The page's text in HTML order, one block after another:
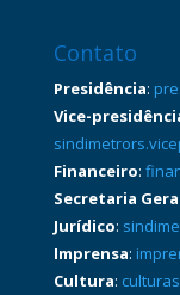
Contato
Presidência:
Vice-
Financeiro:
Secretaria
Jurídico:
Imprensa:
Cultura: